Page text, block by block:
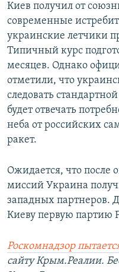
Киев получил от
современные
украинские летчики
Типичный курс
месяцев. Однако
отметили, что
следовать
будет отвечать
неба от российских
ракет.
Ожидается, что после
миссий Украина
западных партнеров.
Киеву первую партию
Роскомнадзор
сайту Крым.Реалии.